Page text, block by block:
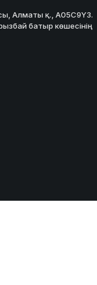
Алматы қ., A05C9Y3.
батыр көшесінің